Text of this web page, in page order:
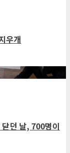
우개
던 날, 700명이